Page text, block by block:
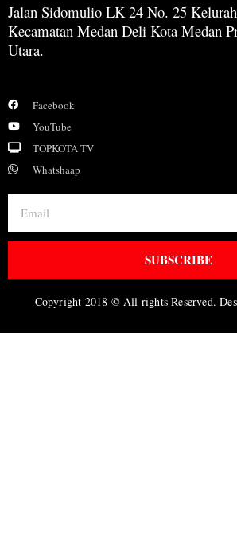
Jalan Sidomulio LK 24 No. 25
Kecamatan Medan Deli Kota Medan
Utara.
Facebook
YouTube
TOPKOTA TV
Whatshaap
SUBSCRIBE
Copyright 2018 © All rights Reserved.